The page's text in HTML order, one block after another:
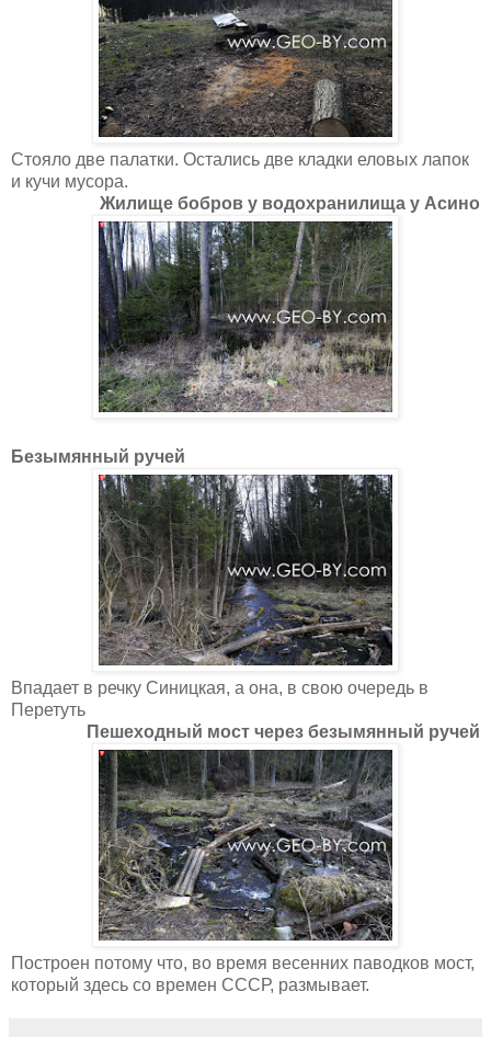
Стояло две палатки. Остались две кладки еловых лапок
и кучи мусора.
Жилище бобров у водохранилища у Асино
Безымянный ручей
Впадает в речку Синицкая, а она, в свою очередь в
Перетуть
Пешеходный мост через безымянный ручей
Построен потому что, во время весенних паводков мост,
который здесь со времен СССР, размывает.